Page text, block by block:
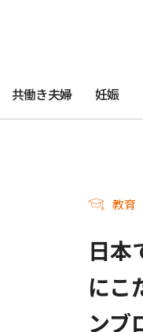
共働き夫婦 妊娠
教育
日本
にこ
ンブ